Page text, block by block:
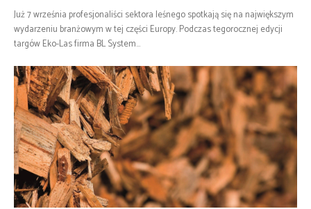
Już 7 września profesjonaliści sektora leśnego spotkają się na największym
wydarzeniu branżowym w tej części Europy. Podczas tegorocznej edycji
targów Eko-Las firma BL System...